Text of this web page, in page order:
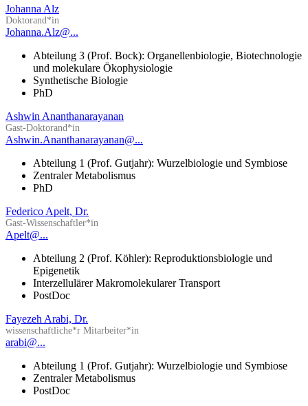
Johanna Alz
Doktorand*in
Johanna.Alz@...
Abteilung 3 (Prof. Bock): Organellenbiologie, Biotechnologie
und molekulare Ökophysiologie
Synthetische Biologie
PhD
Ashwin Ananthanarayanan
Gast-Doktorand*in
Ashwin.Ananthanarayanan@...
Abteilung 1 (Prof. Gutjahr): Wurzelbiologie und Symbiose
Zentraler Metabolismus
PhD
Federico Apelt, Dr.
Gast-Wissenschaftler*in
Apelt@...
Abteilung 2 (Prof. Köhler): Reproduktionsbiologie und
Epigenetik
Interzellulärer Makromolekularer Transport
PostDoc
Fayezeh Arabi, Dr.
wissenschaftliche*r Mitarbeiter*in
arabi@...
Abteilung 1 (Prof. Gutjahr): Wurzelbiologie und Symbiose
Zentraler Metabolismus
PostDoc